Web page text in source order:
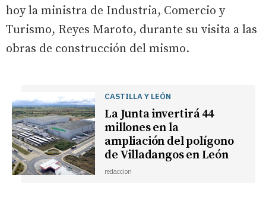
hoy la ministra de Industria, Comercio y
Turismo, Reyes Maroto, durante su visita a las
obras de construcción del mismo.
CASTILLA Y LEÓN
La Junta invertirá 44
millones en la
ampliación del polígono
de Villadangos en León
redaccion